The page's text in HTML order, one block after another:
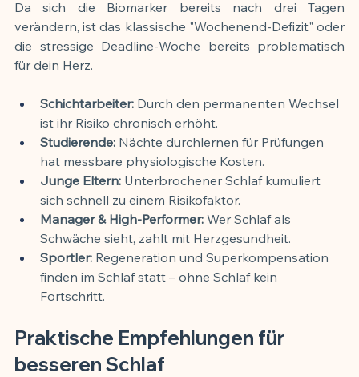
Da sich die Biomarker bereits nach drei Tagen
verändern, ist das klassische "Wochenend-Defizit" oder
die stressige Deadline-Woche bereits problematisch
für dein Herz.
Schichtarbeiter: Durch den permanenten Wechsel
ist ihr Risiko chronisch erhöht.
Studierende: Nächte durchlernen für Prüfungen
hat messbare physiologische Kosten.
Junge Eltern: Unterbrochener Schlaf kumuliert
sich schnell zu einem Risikofaktor.
Manager & High-Performer: Wer Schlaf als
Schwäche sieht, zahlt mit Herzgesundheit.
Sportler: Regeneration und Superkompensation
finden im Schlaf statt – ohne Schlaf kein
Fortschritt.
Praktische Empfehlungen für
besseren Schlaf